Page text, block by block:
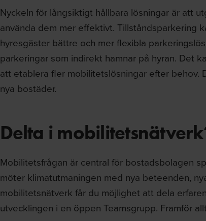
Nyckeln för långsiktigt hållbara lösningar är att
använda dem mer effektivt. Tillståndsparkering
hyresgäster bättre och mer flexibla
parkeringar som indirekt hamnar på hyran. Det
att etablera fler mobilitetslösningar efter behov.
nya bostäder.
Delta i
Mobilitetsfrågan är central för bostadsbolagen
möter klimatutmaningen med nya beteenden,
mobilitetsnätverk får du möjlighet att dela
utvecklingen i en öppen Teamsgrupp. Framför